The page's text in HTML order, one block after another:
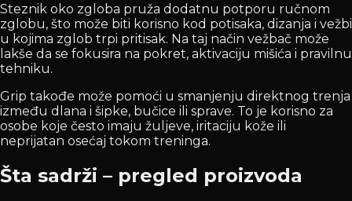
Steznik oko zgloba pruža dodatnu potporu ručnom
zglobu, što može biti korisno kod potisaka, dizanja i vežbi
u kojima zglob trpi pritisak. Na taj način vežbač može
lakše da se fokusira na pokret, aktivaciju mišića i pravilnu
tehniku.
Grip takođe može pomoći u smanjenju direktnog trenja
između dlana i šipke, bučice ili sprave. To je korisno za
osobe koje često imaju žuljeve, iritaciju kože ili
neprijatan osećaj tokom treninga.
Šta sadrži – pregled proizvoda